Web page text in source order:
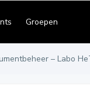
Groepen
– Labo